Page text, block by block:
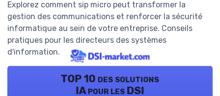
Explorez comment sip micro peut transformer la
gestion des communications et renforcer la sécurité
informatique au sein de votre entreprise. Conseils
pratiques pour les directeurs des systèmes
d'information.
TOP 10 des solutions
IA pour les DSI